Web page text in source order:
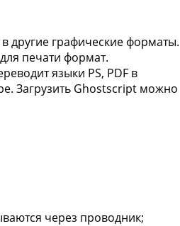
другие графические форматы.
печати формат.
языки PS, PDF в
Загрузить Ghostscript можно
через проводник;